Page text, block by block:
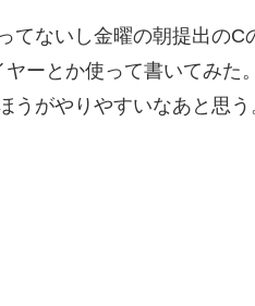
ないし金曜の朝提出の
ーとか使って書いてみ
うがやりやすいなあと思